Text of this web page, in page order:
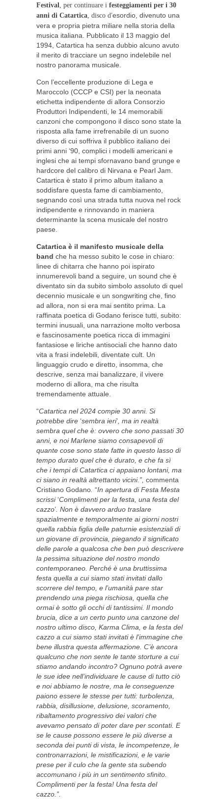
Festival, per continuare i festeggiamenti per i 30
anni di Catartica, disco d’esordio, divenuto una
vera e propria pietra miliare nella storia della
musica italiana. Pubblicato il 13 maggio del
1994, Catartica ha senza dubbio alcuno avuto
il merito di tracciare un segno indelebile nel
nostro panorama musicale.
Con l’eccellente produzione di Lega e
Maroccolo (CCCP e CSI) per la neonata
etichetta indipendente di allora Consorzio
Produttori Indipendenti, le 14 memorabili
canzoni che compongono il disco sono state la
risposta alla fame irrefrenabile di un suono
diverso di cui soffriva il pubblico italiano dei
primi anni ‘90, complici i modelli americani e
inglesi che ai tempi sfornavano band grunge e
hardcore del calibro di Nirvana e Pearl Jam.
Catartica è stato il primo album italiano a
soddisfare questa fame di cambiamento,
segnando così una strada tutta nuova nel rock
indipendente e rinnovando in maniera
determinante la scena musicale del nostro
paese.
Catartica è il manifesto musicale della
band che ha messo subito le cose in chiaro:
linee di chitarra che hanno poi ispirato
innumerevoli band a seguire, un sound che è
diventato sin da subito simbolo assoluto di quel
decennio musicale e un songwriting che, fino
ad allora, non si era mai sentito prima. La
raffinata poetica di Godano ferisce tutti, subito:
termini inusuali, una narrazione molto verbosa
e fascinosamente poetica ricca di immagini
fantasiose e liriche antisociali che hanno dato
vita a frasi indelebili, diventate cult. Un
linguaggio crudo e diretto, insomma, che
descrive, senza mai banalizzare, il vivere
moderno di allora, ma che risulta
tremendamente attuale.
“Catartica nel 2024 compie 30 anni. Si
potrebbe dire ‘sembra ieri’ , ma in realtà
sembra quel che è: ovvero che sono passati 30
anni, e noi Marlene siamo consapevoli di
quante cose sono state fatte in questo lasso di
tempo durato quel che è durato, e che fa sì
che i tempi di Catartica ci appaiano lontani, ma
ci siano in realtà altrettanto vicini.”, commenta
Cristiano Godano “In apertura di Festa Mesta
scrissi ‘Complimenti per la festa, una festa del
cazzo’ . Non è davvero arduo traslare
spazialmente e temporalmente ai giorni nostri
quella rabbia figlia delle paturnie esistenziali di
un giovane di provincia, piegando il significato
delle parole a qualcosa che ben può descrivere
la pessima situazione del nostro mondo
contemporaneo. Perché è una bruttissima
festa quella a cui siamo stati invitati dallo
scorrere del tempo, e l’umanità pare star
prendendo una piega rischiosa, quella che
ormai è sotto gli occhi di tantissimi. Il mondo
brucia, dice a un certo punto una canzone del
nostro ultimo disco, Karma Clima, e la festa del
cazzo a cui siamo stati invitati è l’immagine che
bene illustra questa affermazione. C’è ancora
qualcuno che non sente le tante storture a cui
stiamo andando incontro? Ognuno potrà avere
le sue idee nell’individuare le cause di tutto ciò
e noi abbiamo le nostre, ma le conseguenze
paiono essere le stesse per tutti: turbolenza,
rabbia, disillusione, delusione, scoramento,
ribaltamento progressivo dei valori che
avevamo pensato di poter dare per scontati. E
se le cause possono essere le più diverse a
seconda dei punti di vista, le incompetenze, le
contronarrazioni, le mistificazioni, e le varie
prese per il culo che la gente sta subendo
accomunano i più in un sentimento sfinito.
Complimenti per la festa! Una festa del
cazzo.”.